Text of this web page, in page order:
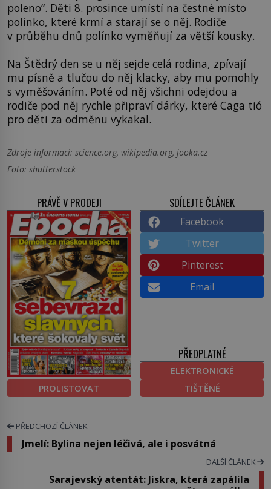
poleno“. Děti 8. prosince umístí na čestné místo
polínko, které krmí a starají se o něj. Rodiče
v průběhu dnů polínko vyměňují za větší kousky.
Na Štědrý den se u něj sejde celá rodina, zpívají
mu písně a tlučou do něj klacky, aby mu pomohly
s vyměšováním. Poté od něj všichni odejdou a
rodiče pod něj rychle připraví dárky, které Caga tió
pro děti za odměnu vykakal.
Zdroje informací: science.org, wikipedia.org, jooka.cz
Foto: shutterstock
PRÁVĚ V PRODEJI
PROLISTOVAT
SDÍLEJTE ČLÁNEK
Facebook
Twitter
Pinterest
Email
PŘEDPLATNÉ
ELEKTRONICKÉ
TIŠTĚNÉ
PŘEDCHOZÍ ČLÁNEK
Jmelí: Bylina nejen léčivá, ale i posvátná
DALŠÍ ČLÁNEK
Sarajevský atentát: Jiskra, která zapálila